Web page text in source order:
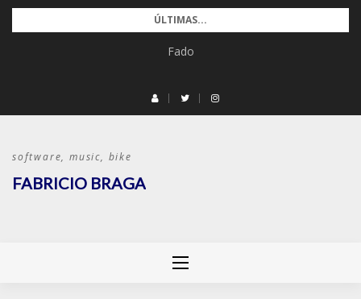
Pular
para
ÚLTIMAS...
Fado
software, music, bike
FABRICIO BRAGA